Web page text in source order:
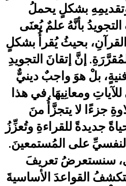
بشكلٍ يحملُ
بأنَّهُ علمٌ يُعنَى
بحيثُ يُقرأُ بشكلٍ
إنَّ إتقانَ التجويدِ
بلْ هوَ واجبٌ دينيٌّ
ومعانِيهَا. في هذا
جزءًا لا يتجزَّأُ منَ
جديدةً للقراءةِ وتُعزِّزُ
على المُستمعينَ.
سنستعرضُ تعريفَ
القواعدَ الأساسيةَ